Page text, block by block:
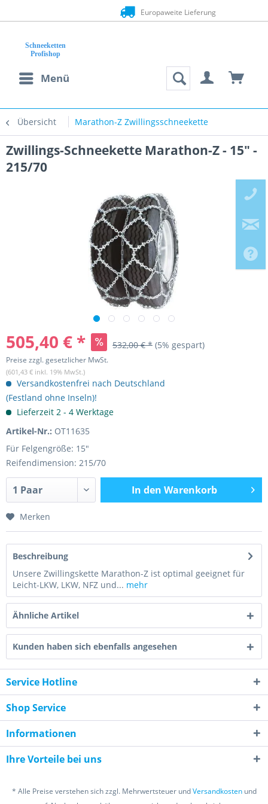
Europaweite Lieferung
Menü
Übersicht Marathon-Z Zwillingsschneekette
Zwillings-Schneekette Marathon-Z - 15" -
215/70
505,40 € * 532,00 € * (5% gespart)
Preise zzgl. gesetzlicher MwSt.
(601,43 € inkl. 19% MwSt.)
Versandkostenfrei nach Deutschland
(Festland ohne Inseln)!
Lieferzeit 2 - 4 Werktage
Artikel-Nr.: OT11635
Für Felgengröße: 15"
Reifendimension: 215/70
In den Warenkorb
Merken
Beschreibung
Unsere Zwillingskette Marathon-Z ist optimal geeignet für
Leicht-LKW, LKW, NFZ und... mehr
Ähnliche Artikel
Kunden haben sich ebenfalls angesehen
Service Hotline
Shop Service
Informationen
Ihre Vorteile bei uns
* Alle Preise verstehen sich zzgl. Mehrwertsteuer undVersandkostenund